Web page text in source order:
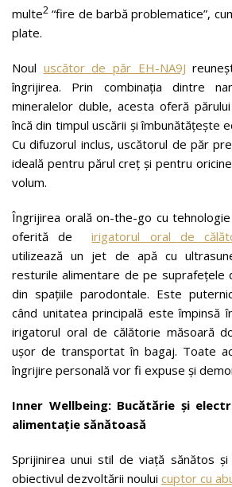
multe2 “fire de barbă problematice”,
plate.
Noul uscător de păr EH-NA9J
îngrijirea. Prin combinația dintre
mineralelor duble, acesta oferă
încă din timpul uscării și îmbunătățește
Cu difuzorul inclus, uscătorul de păr
ideală pentru părul creț și pentru
volum.
Îngrijirea orală on-the-go cu
oferită deirigatorul oral de
utilizează un jet de apă cu
resturile alimentare de pe suprafețele
din spațiile parodontale. Este
când unitatea principală este împinsă
irigatorul oral de călătorie măsoară
ușor de transportat în bagaj. Toate
îngrijire personală vor fi expuse și
Inner Wellbeing: Bucătărie și
alimentație sănătoasă
Sprijinirea unui stil de viață sănătos
obiectivul dezvoltării noului cuptor cu